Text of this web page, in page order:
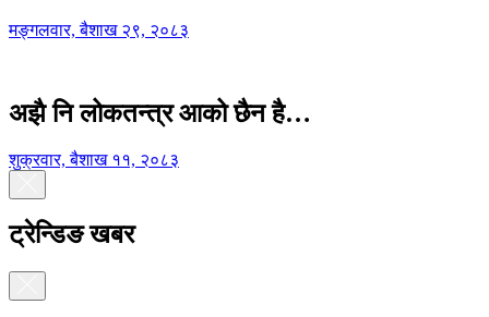
मङ्गलवार, बैशाख २९, २०८३
अझै नि लोकतन्त्र आको छैन है…
शुक्रवार, बैशाख ११, २०८३
ट्रेन्डिङ खबर